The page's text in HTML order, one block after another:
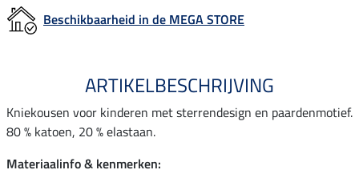
Beschikbaarheid in de MEGA STORE
ARTIKELBESCHRIJVING
Kniekousen voor kinderen met sterrendesign en paardenmotief.
80 % katoen, 20 % elastaan.
Materiaalinfo & kenmerken: